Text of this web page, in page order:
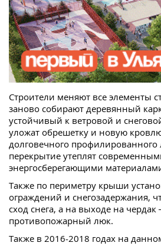
Строители меняют все элементы
заново собирают деревянный
устойчивый к ветровой и
уложат обрешетку и новую
долговечного профилированного
перекрытие утеплят
энергосберегающими
Также по периметру крыши
ограждений и снегозадержания,
сход снега, а на выходе на
противопожарный люк.
Также в 2016-2018 годах на